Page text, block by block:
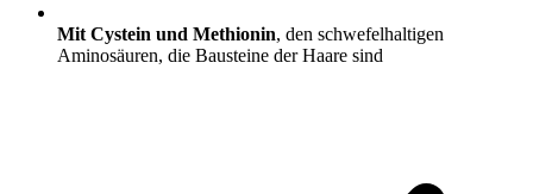
Mit Cystein und Methionin, den schwefelhaltigen
Aminosäuren, die Bausteine der Haare sind